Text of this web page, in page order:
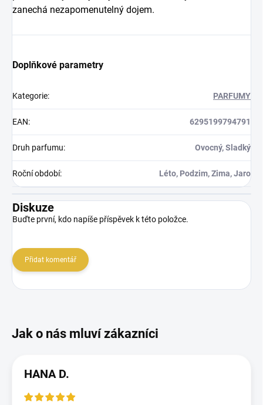
zanechá nezapomenutelný dojem.
Doplňkové parametry
Kategorie: PARFUMY
EAN: 6295199794791
Druh parfumu: Ovocný, Sladký
Roční období: Léto, Podzim, Zima, Jaro
Diskuze
Buďte první, kdo napíše příspěvek k této položce.
Přidat komentář
HANA D.